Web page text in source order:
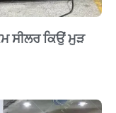
ਸੀਲਰ ਕਿਉਂ ਮੁੜ